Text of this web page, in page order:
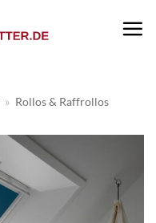
» Rollos & Raffrollos